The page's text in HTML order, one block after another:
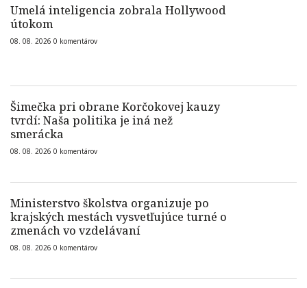
Umelá inteligencia zobrala Hollywood
útokom
08. 08. 2026 0 komentárov
Šimečka pri obrane Korčokovej kauzy
tvrdí: Naša politika je iná než
smerácka
08. 08. 2026 0 komentárov
Ministerstvo školstva organizuje po
krajských mestách vysvetľujúce turné o
zmenách vo vzdelávaní
08. 08. 2026 0 komentárov